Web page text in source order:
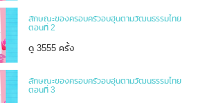
ลักษณะของครอบครัวอบอุ่นตามวัฒนธรรมไทย
ตอนที่ 2
ดู 3555 ครั้ง
ลักษณะของครอบครัวอบอุ่นตามวัฒนธรรมไทย
ตอนที่ 3